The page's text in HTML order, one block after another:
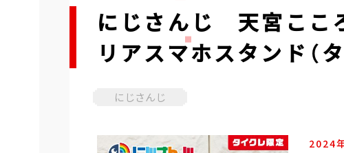
にじさんじ 天宮ここ
リアスマホスタンド（
にじさんじ
2024